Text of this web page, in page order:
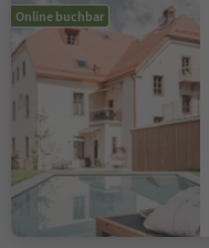
Online buchbar